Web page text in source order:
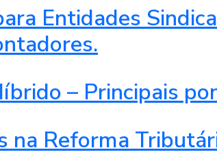
Entidades
– Principais
Reforma